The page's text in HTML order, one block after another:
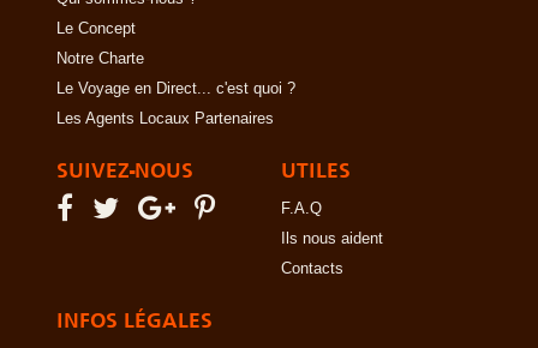
Le Concept
Notre Charte
Le Voyage en Direct... c'est quoi ?
Les Agents Locaux Partenaires
SUIVEZ-NOUS UTILES
F.A.Q
Ils nous aident
Contacts
INFOS LÉGALES